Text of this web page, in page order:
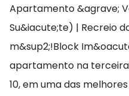
Apartamento &agrave;
Su&iacute;te) | Recreio
m&sup2;!Block
apartamento na
10, em uma das